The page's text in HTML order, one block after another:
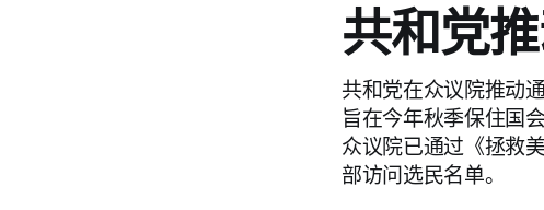
共和党
共和党在众议院推动
旨在今年秋季保住国
众议院已通过《拯救
部访问选民名单。